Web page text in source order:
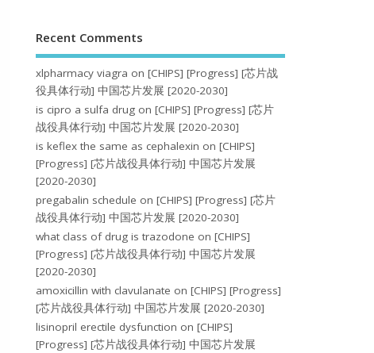
Recent Comments
xlpharmacy viagra on[CHIPS] [Progress] [芯片战
役具体行动] 中国芯片发展 [2020-2030]
is cipro a sulfa drug on[CHIPS] [Progress] [芯片
战役具体行动] 中国芯片发展 [2020-2030]
is keflex the same as cephalexin on[CHIPS]
[Progress] [芯片战役具体行动] 中国芯片发展
[2020-2030]
pregabalin schedule on[CHIPS] [Progress] [芯片
战役具体行动] 中国芯片发展 [2020-2030]
what class of drug is trazodone on[CHIPS]
[Progress] [芯片战役具体行动] 中国芯片发展
[2020-2030]
amoxicillin with clavulanate on[CHIPS] [Progress]
[芯片战役具体行动] 中国芯片发展 [2020-2030]
lisinopril erectile dysfunction on[CHIPS]
[Progress] [芯片战役具体行动] 中国芯片发展